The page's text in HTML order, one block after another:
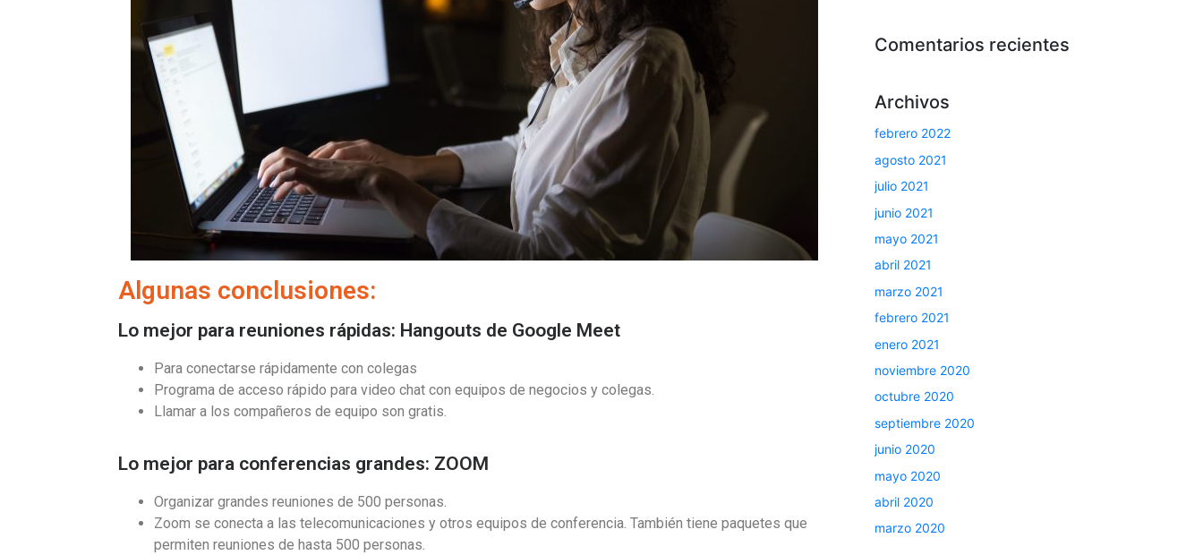
Algunas conclusiones:
Lo mejor para reuniones rápidas: Hangouts de Google Meet
Para conectarse rápidamente con colegas
Programa de acceso rápido para video chat con equipos de negocios y colegas.
Llamar a los compañeros de equipo son gratis.
Lo mejor para conferencias grandes: ZOOM
Organizar grandes reuniones de 500 personas.
Zoom se conecta a las telecomunicaciones y otros equipos de conferencia. También tiene paquetes que
permiten reuniones de hasta 500 personas.
Comentarios recientes
Archivos
febrero 2022
agosto 2021
julio 2021
junio 2021
mayo 2021
abril 2021
marzo 2021
febrero 2021
enero 2021
noviembre 2020
octubre 2020
septiembre 2020
junio 2020
mayo 2020
abril 2020
marzo 2020